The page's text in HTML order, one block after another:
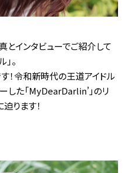
インタビューでご紹介して
。
！令和新時代の王道アイドル
した「MyDearDarlin’」のリ
ります！